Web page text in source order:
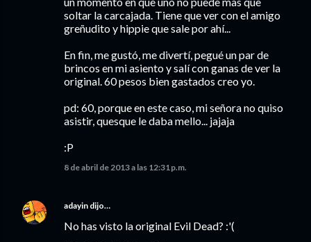
soltar la carcajada. Tiene que ver con el amigo
greñudito y hippie que sale por ahí...
En fin, me gustó, me divertí, pegué un par de
brincos en mi asiento y salí con ganas de ver la
original. 60 pesos bien gastados creo yo.
pd: 60, porque en este caso, mi señora no quiso
asistir, quesque le daba mello... jajaja
:P
8 de abril de 2013 a las 12:31 p.m.
adayin dijo…
No has visto la original Evil Dead? :'(